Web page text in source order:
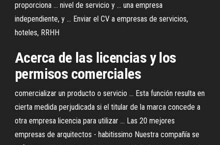
proporciona ... nivel de servicio y ... una empresa
independiente, y ... Enviar el CV a empresas de servicios,
hoteles, RRHH
Acerca de las licencias y los
permisos comerciales
comercializar un producto o servicio ... Esta función resulta en
cierta medida perjudicada si el titular de la marca concede a
otra empresa licencia para utilizar ... Las 20 mejores
empresas de arquitectos - habitissimo Nuestra compañía se